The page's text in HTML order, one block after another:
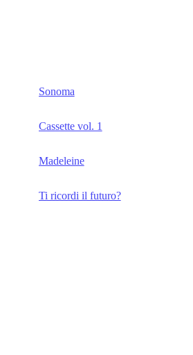
Sonoma
Cassette vol. 1
Madeleine
Ti ricordi il futuro?